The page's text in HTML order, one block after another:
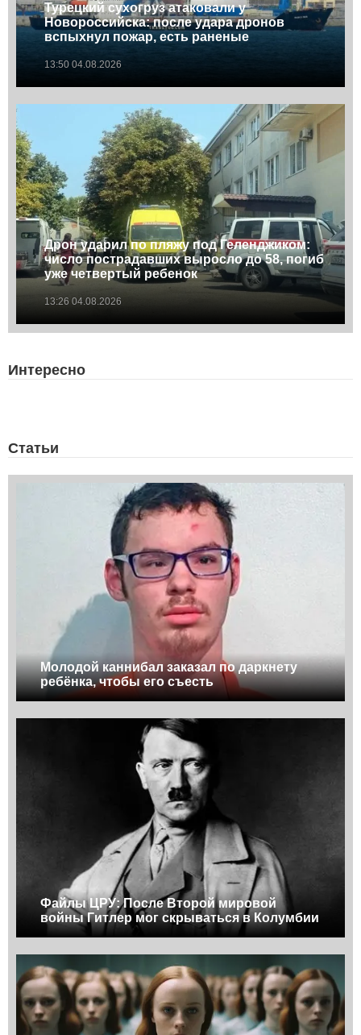
Турецкий сухогруз атаковали у
Новороссийска: после удара дронов
вспыхнул пожар, есть раненые
13:50 04.08.2026
Дрон ударил по пляжу под Геленджиком:
число пострадавших выросло до 58, погиб
уже четвертый ребенок
13:26 04.08.2026
Интересно
Статьи
Молодой каннибал заказал по даркнету
ребёнка, чтобы его съесть
Файлы ЦРУ: После Второй мировой
войны Гитлер мог скрываться в Колумбии